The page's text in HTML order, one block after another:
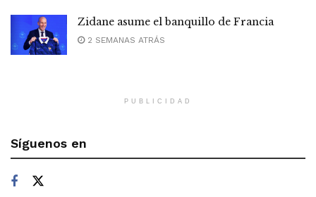
Zidane asume el banquillo de Francia
2 SEMANAS ATRÁS
PUBLICIDAD
Síguenos en